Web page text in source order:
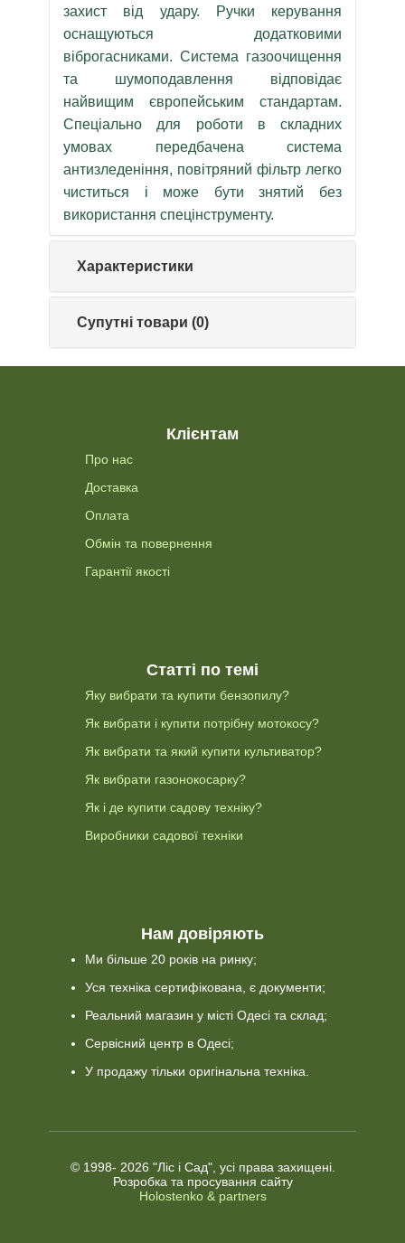
захист від удару. Ручки керування
оснащуються додатковими
віброгасниками. Система газоочищення
та шумоподавлення відповідає
найвищим європейським стандартам.
Спеціально для роботи в складних
умовах передбачена система
антизледеніння, повітряний фільтр легко
чиститься і може бути знятий без
використання спецінструменту.
Характеристики
Супутні товари (0)
Клієнтам
Про нас
Доставка
Оплата
Обмін та повернення
Гарантії якості
Статті по темі
Яку вибрати та купити бензопилу?
Як вибрати і купити потрібну мотокосу?
Як вибрати та який купити культиватор?
Як вибрати газонокосарку?
Як і де купити садову техніку?
Виробники садової техніки
Нам довіряють
Ми більше 20 років на ринку;
Уся техніка сертифікована, є документи;
Реальний магазин у місті Одесі та склад;
Сервісний центр в Одесі;
У продажу тільки оригінальна техніка.
© 1998- 2026 "Ліс і Сад", усі права захищені.
Розробка та просування сайту
Holostenko & partners